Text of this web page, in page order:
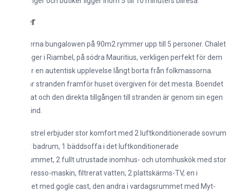
bungalowen på 90m2 rymmer upp till 5 personer. Chalet
i Riambel, på södra Mauritius, verkligen perfekt för dem
en autentisk upplevelse långt borta från folkmassorna.
stranden framför huset övergiven för det mesta. Boendet
och den direkta tillgången till stranden är genom sin egen
erbjuder stor komfort med 2 luftkonditionerade sovrum
badrum, 1 bäddsoffa i det luftkonditionerade
2 fullt utrustade inomhus- och utomhuskök med stor
maskin, filtrerat vatten; 2 plattskärms-TV, en i
med gogle cast, den andra i vardagsrummet med Myt-